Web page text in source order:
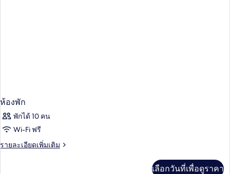
ห้องพัก
พักได้ 10 คน
Wi-Fi ฟรี
รายละเอียดเพิ่มเติม
ราย
เลือกวันที่เพื่อดูราคา